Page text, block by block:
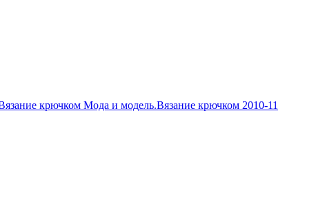
крючком Мода и модель.Вязание крючком 2010-11